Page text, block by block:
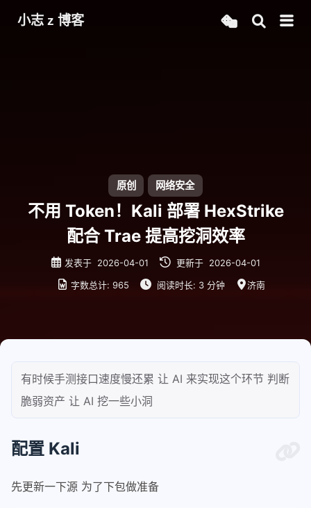
小志 z 博客
原创 网络安全
不用 Token！Kali 部署 HexStrike
配合 Trae 提高挖洞效率
发表于 2026-04-01 更新于 2026-04-01
字数总计: 965 阅读时长: 3 分钟 济南
有时候手测接口速度慢还累 让 AI 来实现这个环节 判断
脆弱资产 让 AI 挖一些小洞
配置 Kali
先更新一下源 为了下包做准备